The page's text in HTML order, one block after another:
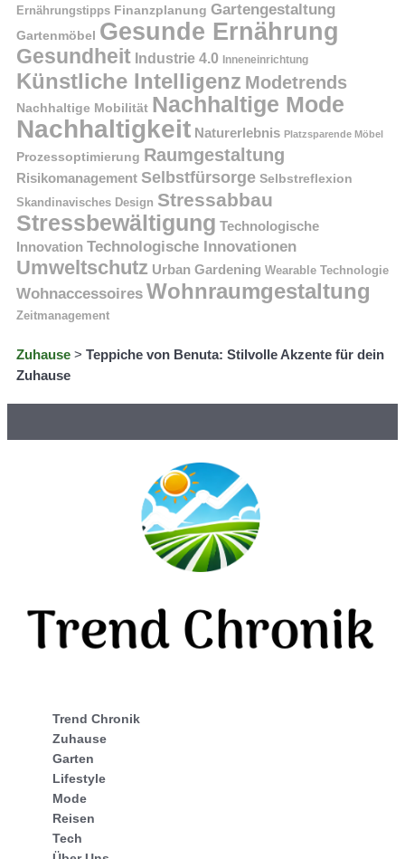
Ernährungstipps Finanzplanung Gartengestaltung
Gartenmöbel Gesunde Ernährung
Gesundheit Industrie 4.0 Inneneinrichtung
Künstliche Intelligenz Modetrends
Nachhaltige Mobilität Nachhaltige Mode
Nachhaltigkeit Naturerlebnis Platzsparende Möbel
Prozessoptimierung Raumgestaltung
Risikomanagement Selbstfürsorge Selbstreflexion
Skandinavisches Design Stressabbau
Stressbewältigung Technologische
Innovation Technologische Innovationen
Umweltschutz Urban Gardening Wearable Technologie
Wohnaccessoires Wohnraumgestaltung
Zeitmanagement
Zuhause > Teppiche von Benuta: Stilvolle Akzente für dein
Zuhause
Trend Chronik
Zuhause
Garten
Lifestyle
Mode
Reisen
Tech